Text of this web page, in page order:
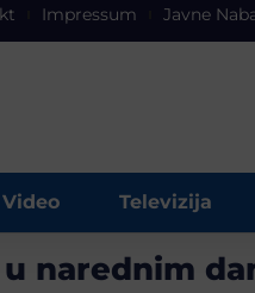
Impressum Javne
Video Televizija
narednim